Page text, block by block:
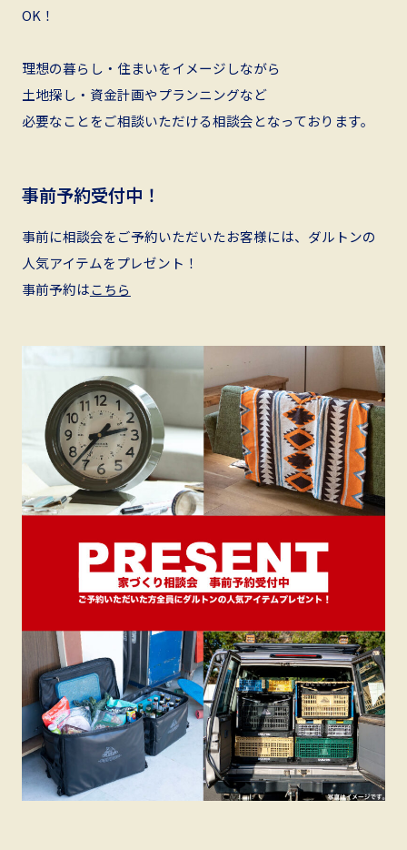
OK！
理想の暮らし・住まいをイメージしながら
土地探し・資金計画やプランニングなど
必要なことをご相談いただける相談会となっております。
事前予約受付中！
事前に相談会をご予約いただいたお客様には、ダルトンの
人気アイテムをプレゼント！
事前予約はこちら